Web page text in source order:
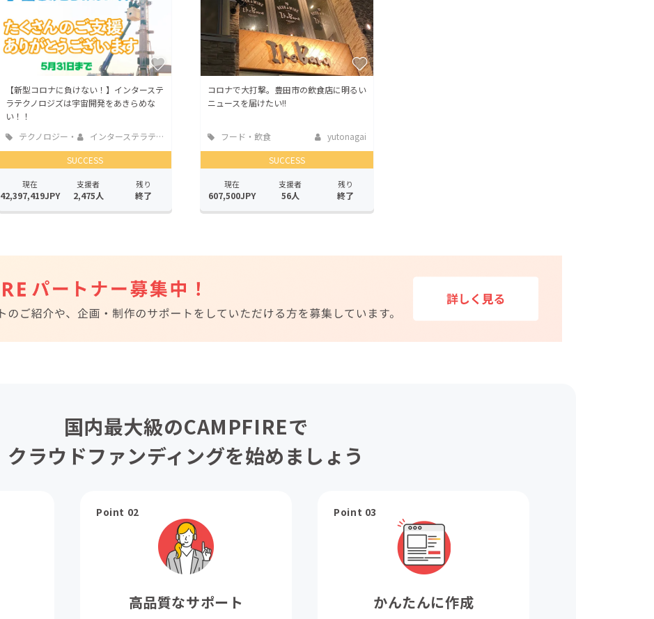
【新型コロナに負けない！】インターステ
ラテクノロジズは宇宙開発をあきらめな
い！！
テクノロジー・
インターステラテク...
SUCCESS
現在
42,397,419JPY
支援者
2,475人
残り
終了
コロナで大打撃。豊田市の飲食店に明るい
ニュースを届けたい!!
フード・飲食
yutonagai
SUCCESS
現在
607,500JPY
支援者
56人
残り
終了
国内最大級のCAMPFIREで
クラウドファンディングを始めましょう
Point 02
高品質なサポート
Point 03
かんたんに作成